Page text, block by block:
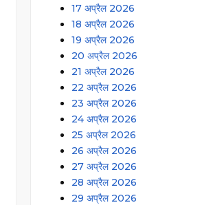
17 अप्रैल 2026
18 अप्रैल 2026
19 अप्रैल 2026
20 अप्रैल 2026
21 अप्रैल 2026
22 अप्रैल 2026
23 अप्रैल 2026
24 अप्रैल 2026
25 अप्रैल 2026
26 अप्रैल 2026
27 अप्रैल 2026
28 अप्रैल 2026
29 अप्रैल 2026